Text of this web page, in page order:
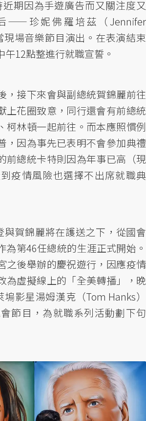
近期因為手遊廣告而又關注度又
——珍妮佛羅培茲（Jennifer
場音樂節目演出。在表演結束
12點整進行就職宣誓。
，接下來會與副總統賀錦麗前往
上花圈致意，同行還會有前總統
柯林頓一起前往。而本應照慣例
，因為事先已表明不會參加典禮
前總統卡特則因為年事已高（現
疫情風險也選擇不出席就職典
與賀錦麗將在護送之下，從國會
為第46任總統的生涯正式開始。
之後舉辦的慶祝遊行，因應疫情
為虛擬線上的「全美轉播」，晚
影星湯姆漢克（Tom Hanks）
節目，為就職系列活動劃下句